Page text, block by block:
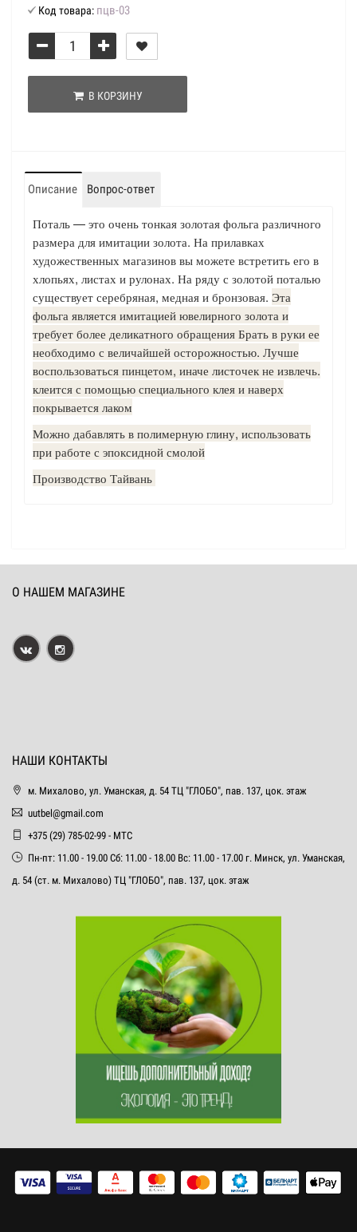
Код товара: пцв-03
В КОРЗИНУ
Описание Вопрос-ответ
Поталь — это очень тонкая золотая фольга различного
размера для имитации золота. На прилавках
художественных магазинов вы можете встретить его в
хлопьях, листах и рулонах. На ряду с золотой поталью
существует серебряная, медная и бронзовая. Эта
фольга является имитацией ювелирного золота и
требует более деликатного обращения Брать в руки ее
необходимо с величайшей осторожностью. Лучше
воспользоваться пинцетом, иначе листочек не извлечь.
клеится с помощью специального клея и наверх
покрывается лаком
Можно дабавлять в полимерную глину, использовать
при работе с эпоксидной смолой
Производство Тайвань
О НАШЕМ МАГАЗИНЕ
НАШИ КОНТАКТЫ
м. Михалово, ул. Уманская, д. 54 ТЦ "ГЛОБО", пав. 137, цок. этаж
uutbel@gmail.com
+375 (29) 785-02-99 - МТС
Пн-пт: 11.00 - 19.00 Сб: 11.00 - 18.00 Вс: 11.00 - 17.00 г. Минск, ул. Уманская,
д. 54 (ст. м. Михалово) ТЦ "ГЛОБО", пав. 137, цок. этаж